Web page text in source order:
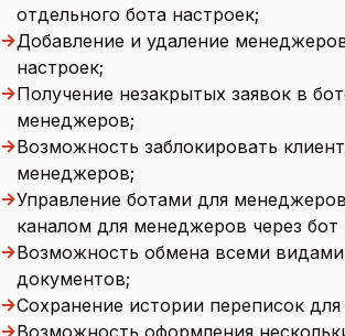
отдельного бота настроек;
→Добавление и удаление
настроек;
→Получение незакрытых заявок в
менеджеров;
→Возможность заблокировать
менеджеров;
→Управление ботами для
каналом для менеджеров через бот
→Возможность обмена всеми
документов;
→Сохранение истории переписок для
→Возможность оформления